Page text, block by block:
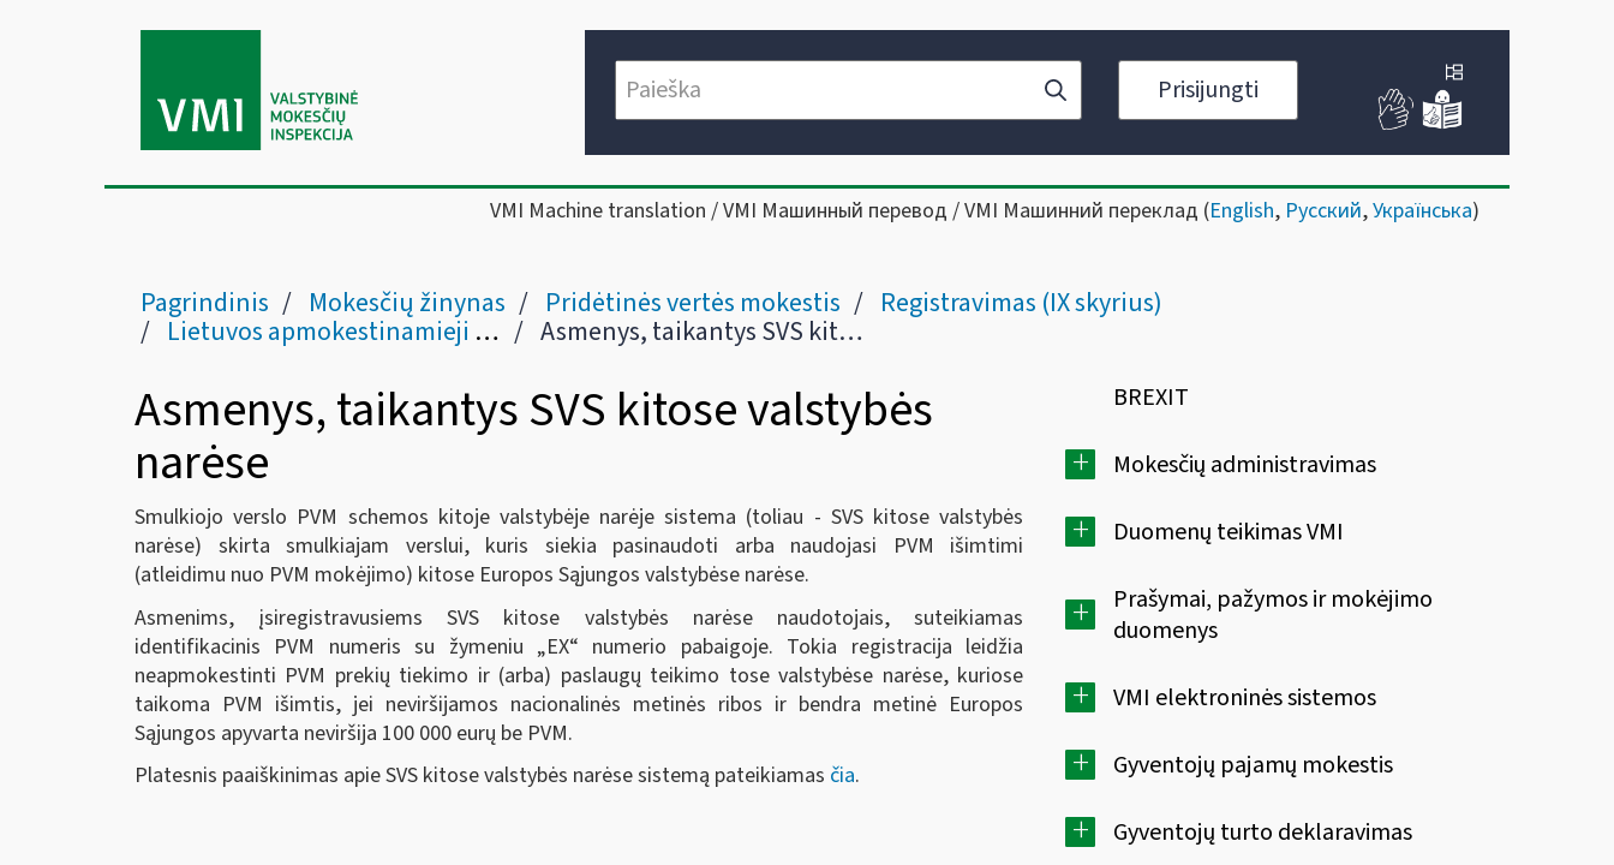
Prisijungti
VMI Machine translation / VMI Машинный перевод / VMI Машинний переклад (English, Русский,Українська)
Pagrindinis Mokesčių žinynas Pridėtinės vertės mokestis Registravimas (IX skyrius)
Lietuvos apmokestinamieji asmenys Asmenys, taikantys SVS kitose valstybės narėse
Asmenys, taikantys SVS kitose valstybės
narėse
Smulkiojo verslo PVM schemos kitoje valstybėje narėje sistema (toliau - SVS kitose valstybės
narėse) skirta smulkiajam verslui, kuris siekia pasinaudoti arba naudojasi PVM išimtimi
(atleidimu nuo PVM mokėjimo) kitose Europos Sąjungos valstybėse narėse.
Asmenims, įsiregistravusiems SVS kitose valstybės narėse naudotojais, suteikiamas
identifikacinis PVM numeris su žymeniu „EX“ numerio pabaigoje. Tokia registracija leidžia
neapmokestinti PVM prekių tiekimo ir (arba) paslaugų teikimo tose valstybėse narėse, kuriose
taikoma PVM išimtis, jei neviršijamos nacionalinės metinės ribos ir bendra metinė Europos
Sąjungos apyvarta neviršija 100 000 eurų be PVM.
Platesnis paaiškinimas apie SVS kitose valstybės narėse sistemą pateikiamas čia.
BREXIT
+ Mokesčių administravimas
+ Duomenų teikimas VMI
+
Prašymai, pažymos ir mokėjimo
duomenys
+ VMI elektroninės sistemos
+ Gyventojų pajamų mokestis
+ Gyventojų turto deklaravimas